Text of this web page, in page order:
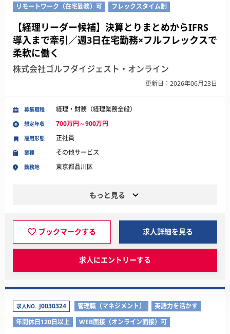
リモートワーク（在宅勤務）可
フレックスタイム制
【経理リーダー候補】決算とりまとめからIFRS
導入まで牽引／週3日在宅勤務×フルフレックスで
柔軟に働く
株式会社ゴルフダイジェスト・オンライン
更新日：2026年06月23日
募集職種 経理・財務（経理業務全般）
想定年収 700万円～900万円
業種 その他サービス
勤務地 東京都品川区
雇用形態 正社員
もっと見る
ブックマークする 求人詳細を見る
求人にエントリーする
求人NO. J0030324 管理職（マネジメント）
英語力を活かす
年間休日120日以上
WEB面接（オンライン面接）可